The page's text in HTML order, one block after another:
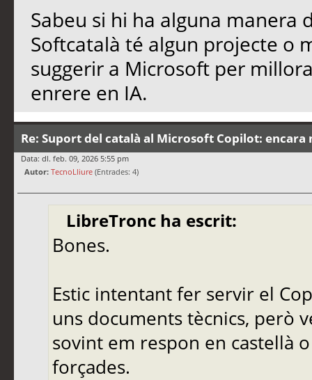
Sabeu si hi ha alguna manera
Softcatalà té algun projecte o
suggerir a Microsoft per
enrere en IA.
Re: Suport del català al Microsoft Copilot:
Data: dl. feb. 09, 2026 5:55 pm
Autor: TecnoLliure (Entrades: 4)
LibreTronc ha escrit:
Bones.
Estic intentant fer servir el
uns documents tècnics, però
sovint em respon en castellà
forçades.